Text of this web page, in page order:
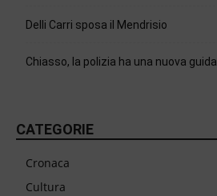
Delli Carri sposa il Mendrisio
Chiasso, la polizia ha una nuova guida
CATEGORIE
Cronaca
Cultura